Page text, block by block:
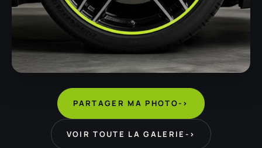
PARTAGER MA PHOTO->
VOIR TOUTE LA GALERIE ->